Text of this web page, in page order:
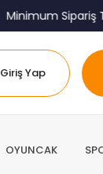
Minimum Sipariş
Giriş Yap
OYUNCAK